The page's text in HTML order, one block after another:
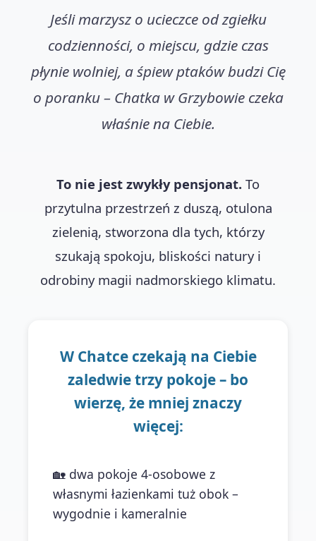
Jeśli marzysz o ucieczce od zgiełku
codzienności, o miejscu, gdzie czas
płynie wolniej, a śpiew ptaków budzi Cię
o poranku – Chatka w Grzybowie czeka
właśnie na Ciebie.
To nie jest zwykły pensjonat. To
przytulna przestrzeń z duszą, otulona
zielenią, stworzona dla tych, którzy
szukają spokoju, bliskości natury i
odrobiny magii nadmorskiego klimatu.
W Chatce czekają na Ciebie
zaledwie trzy pokoje – bo
wierzę, że mniej znaczy
więcej:
🏡 dwa pokoje 4-osobowe z
własnymi łazienkami tuż obok –
wygodnie i kameralnie